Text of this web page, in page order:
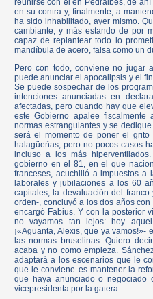
reunirse con él en Pedralbes, de
en su contra y, finalmente, a
ha sido inhabilitado, ayer mismo.
cambiante, y más estando de por
capaz de replantear todo lo
mandíbula de acero, falsa como un
Pero con todo, conviene no jugar
puede anunciar el apocalipsis y el
Se puede sospechar de los
intenciones anunciadas en
afectadas, pero cuando hay que
este Gobierno apalee
normas estrangulantes y se
será el momento de poner el
halagüeñas, pero no pocos casos
incluso a los más
gobierno en el 81, en el que
franceses, acuchilló a impuestos a
laborales y jubilaciones a los 60
capitales, la devaluación del
orden-, concluyó a los dos años
encargó Fabius. Y con la posterior
no vayamos tan lejos: hoy
¡«Aguanta, Alexis, que ya
las normas bruselinas. Quiero
acaba y no como empieza.
adaptará a los escenarios que le
que le conviene es mantener la
que haya anunciado o
vicepresidenta por la gatera.